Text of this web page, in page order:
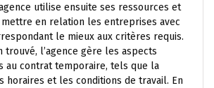
utilise ensuite ses ressources et
en relation les entreprises avec
le mieux aux critères requis.
trouvé, l’agence gère les aspects
au contrat temporaire, tels que la
horaires et les conditions de travail. En